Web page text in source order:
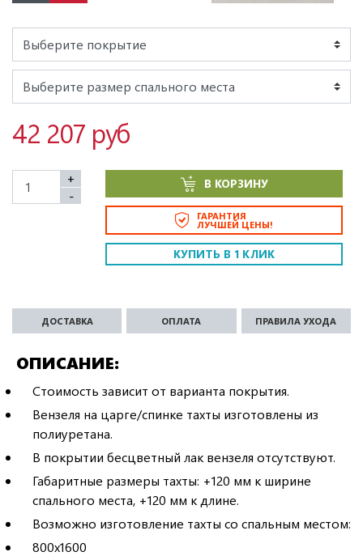
42 207 руб
+
-
В КОРЗИНУ
ГАРАНТИЯ
ЛУЧШЕЙ ЦЕНЫ!
КУПИТЬ В 1 КЛИК
ОПИСАНИЕ
ДОСТАВКА ОПЛАТА ПРАВИЛА УХОДА
Стоимость зависит от варианта покрытия.
Вензеля на царге/спинке тахты изготовлены из
полиуретана.
В покрытии бесцветный лак вензеля отсутствуют.
Габаритные размеры тахты: +120 мм к ширине
спального места, +120 мм к длине.
Возможно изготовление тахты со спальным местом:
800х1600